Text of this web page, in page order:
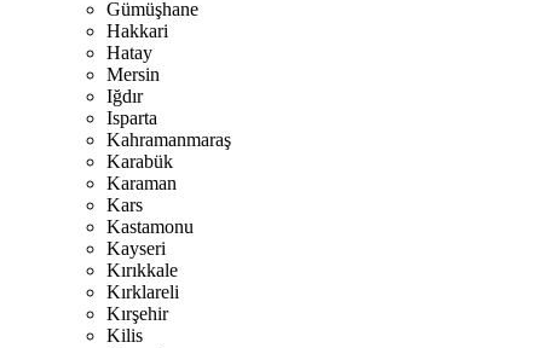
Gümüşhane
Hakkari
Hatay
Mersin
Iğdır
Isparta
Kahramanmaraş
Karabük
Karaman
Kars
Kastamonu
Kayseri
Kırıkkale
Kırklareli
Kırşehir
Kilis